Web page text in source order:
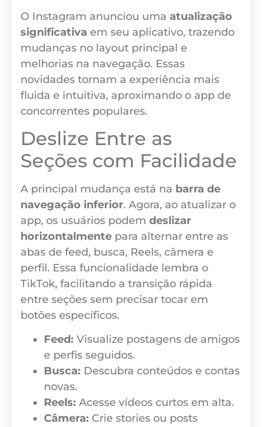
O Instagram anunciou uma atualização
significativa em seu aplicativo, trazendo
mudanças no layout principal e
melhorias na navegação. Essas
novidades tornam a experiência mais
fluida e intuitiva, aproximando o app de
concorrentes populares.
Deslize Entre as
Seções com Facilidade
A principal mudança está na barra de
navegação inferior. Agora, ao atualizar o
app, os usuários podem deslizar
horizontalmente para alternar entre as
abas de feed, busca, Reels, câmera e
perfil. Essa funcionalidade lembra o
TikTok, facilitando a transição rápida
entre seções sem precisar tocar em
botões específicos.
Feed: Visualize postagens de amigos
e perfis seguidos.
Busca: Descubra conteúdos e contas
novas.
Reels: Acesse vídeos curtos em alta.
Câmera: Crie stories ou posts